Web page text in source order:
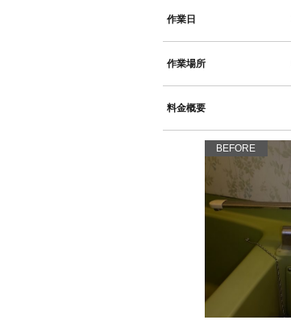
作業日
作業場所
料金概要
BEFORE